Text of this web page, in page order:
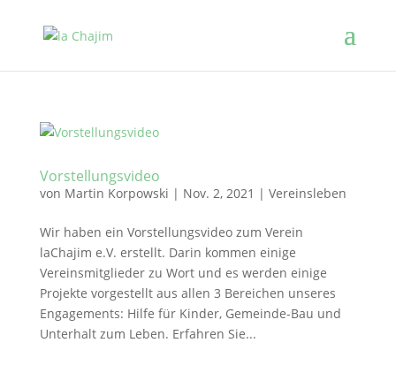
Vorstellungsvideo
von Martin Korpowski | Nov. 2, 2021 | Vereinsleben
Wir haben ein Vorstellungsvideo zum Verein
laChajim e.V. erstellt. Darin kommen einige
Vereinsmitglieder zu Wort und es werden einige
Projekte vorgestellt aus allen 3 Bereichen unseres
Engagements: Hilfe für Kinder, Gemeinde-Bau und
Unterhalt zum Leben. Erfahren Sie...